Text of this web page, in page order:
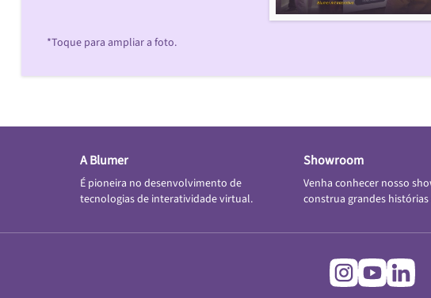
*Toque para ampliar a foto.
A Blumer
É pioneira no desenvolvimento de
tecnologias de interatividade virtual.
Showroom
Venha conhecer nosso
construa grandes